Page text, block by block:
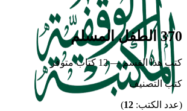
370 الطفل المسلم
كتب هذا القسم — 12 كتاب متوفر
كتب التصنيف
(عدد الكتب: 12
)